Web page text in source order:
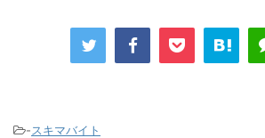
-スキマバイト